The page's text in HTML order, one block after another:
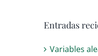
Entradas
Variables